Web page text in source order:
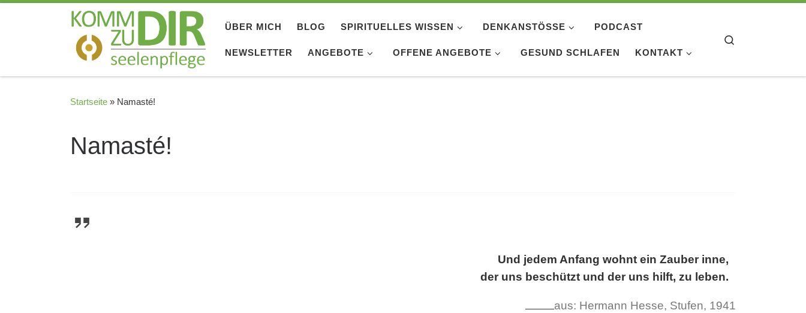
Zum Inhalt springen
ÜBER MICH
BLOG SPIRITUELLES WISSEN DENKANSTÖSSE PODCAST
NEWSLETTER ANGEBOTE OFFENE ANGEBOTE GESUND SCHLAFEN KONTAKT
Startseite » Namasté!
Namasté!
Und jedem Anfang wohnt ein Zauber inne,
der uns beschützt und der uns hilft, zu leben.
aus: Hermann Hesse, Stufen, 1941